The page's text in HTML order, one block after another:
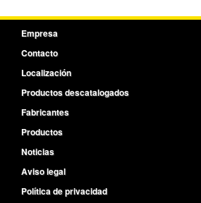
Empresa
Contacto
Localización
Productos descatalogados
Fabricantes
Productos
Noticias
Aviso legal
Política de privacidad